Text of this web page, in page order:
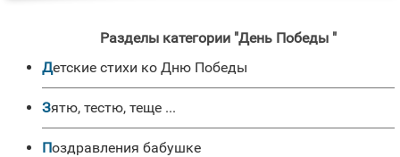
Разделы категории "День Победы "
Детские стихи ко Дню Победы
Зятю, тестю, теще ...
Поздравления бабушке